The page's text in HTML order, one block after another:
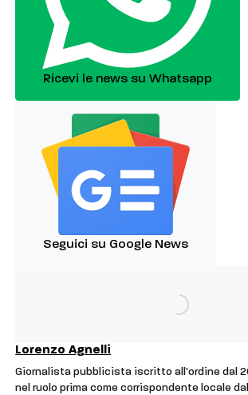
Ricevi le news su Whatsapp
Seguici su Google News
Lorenzo Agnelli
Giornalista pubblicista iscritto all'ordine dal
nel ruolo prima come corrispondente locale